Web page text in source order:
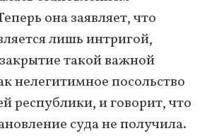
она заявляет, что
лишь интригой,
такой важной
нелегитимное посольство
республики, и говорит, что
суда не получила.